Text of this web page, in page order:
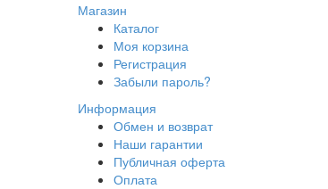
Магазин
Каталог
Моя корзина
Регистрация
Забыли пароль?
Информация
Обмен и возврат
Наши гарантии
Публичная оферта
Оплата